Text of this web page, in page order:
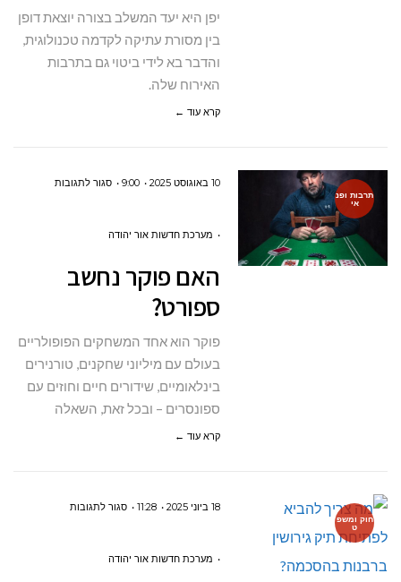
ולשהייה
ממושכת
יפן היא יעד המשלב בצורה יוצאת דופן
בין מסורת עתיקה לקדמה טכנולוגית,
והדבר בא לידי ביטוי גם בתרבות
האירוח שלה.
קרא עוד ←
תרבות ופנ
אי
10 באוגוסט 2025 9:00 סגור לתגובותעל
מערכת חדשות אור יהודה
האם פוקר נחשב
ספורט?
פוקר הוא אחד המשחקים הפופולריים
בעולם עם מיליוני שחקנים, טורנירים
בינלאומיים, שידורים חיים וחוזים עם
ספונסרים – ובכל זאת, השאלה
קרא עוד ←
חוק ומשפ
ט
18 ביוני 2025 11:28 סגור לתגובותעל
מערכת חדשות אור יהודה